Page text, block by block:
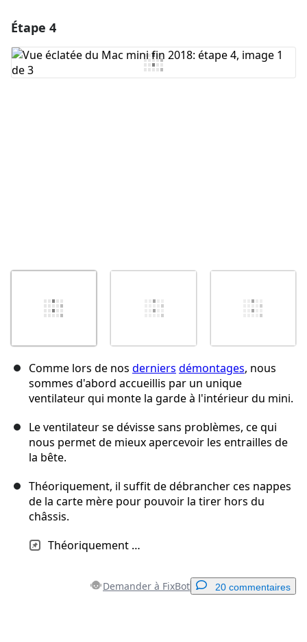
Ajouter un commentaire
Étape 4
Comme lors de nos derniers démontages, nous
sommes d'abord accueillis par un unique
ventilateur qui monte la garde à l'intérieur du mini.
Le ventilateur se dévisse sans problèmes, ce qui
nous permet de mieux apercevoir les entrailles de
la bête.
Théoriquement, il suffit de débrancher ces nappes
de la carte mère pour pouvoir la tirer hors du
châssis.
Théoriquement …
Demander à FixBot 20 commentaires